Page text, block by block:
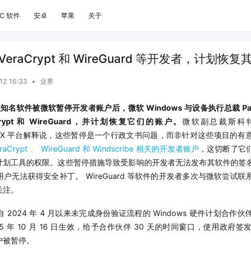
软件 安卓 苹果 关于
和 WireGuard 等开发者，计划恢复
16:33 • 业界
名软件被微软暂停开发者账户后，微软 Windows 与设备执行总裁
和 WireGuard，并计划恢复它们的账户。微软副总裁斯科
平台解释说，这些暂停是一个行政文书问题，而非针对这些项目的
、 WireGuard 和 Windscribe 相关的开发者账户 ，这切断了它
工具的权限。这些暂停措施导致受影响的开发者无法发布其软件的签
户无法获得安全补丁。 WireGuard 等软件的开发者多次与微软尝试联
。
2024 年 4 月以来未完成身份验证流程的 Windows 硬件计划合作伙
年 10 月 16 日生效，给予合作伙伴 30 天的时间窗口，使用政府签
暂停。